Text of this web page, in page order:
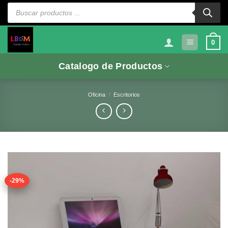
Saltar
Búsqueda
productos
0
Catalogo de Productos
Oficina / Escritorios
-29%